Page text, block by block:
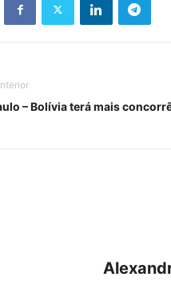
– Bolívia terá mais